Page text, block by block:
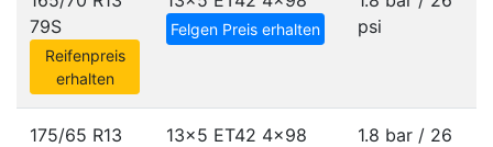
79S
Reifenpreis
erhalten
Felgen Preis erhalten
psi
175/65 R13
13x5 ET42 4x98
1.8 bar / 26